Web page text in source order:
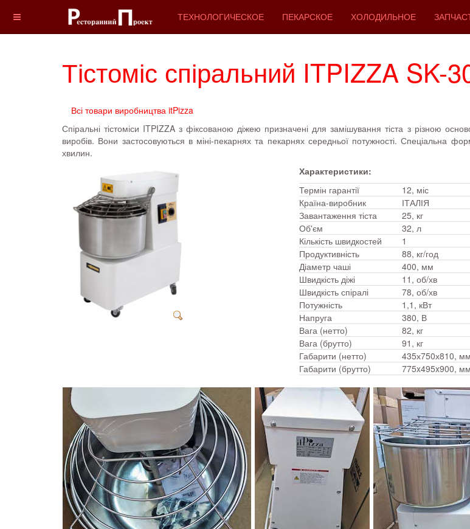
ТЕХНОЛОГИЧЕСКОЕ ПЕКАРСКОЕ ХОЛОДИЛЬНОЕ
Тістоміс спіральний ITPIZZA SK-
Всі товари виробництва itPizza
Спіральні тістоміси ITPIZZA з фіксованою діжею призначені для замішування тіста з різною
виробів. Вони застосовуються в міні-пекарнях та пекарнях середньої потужності. Спеціальна
хвилин.
Характеристики:
Термін гарантії
12, міс
Країна-виробник
ІТАЛІЯ
Завантаження тіста
25, кг
Об'єм
32, л
Кількість швидкостей
1
Продуктивність
88, кг/год
Діаметр чаші
400, мм
Швидкість діжі
11, об/хв
Швидкість спіралі
78, об/хв
Потужність
1,1, кВт
Напруга
380, В
Вага (нетто)
82, кг
Вага (брутто)
91, кг
Габарити (нетто)
435х750х810, мм
Габарити (брутто)
775x495x900,